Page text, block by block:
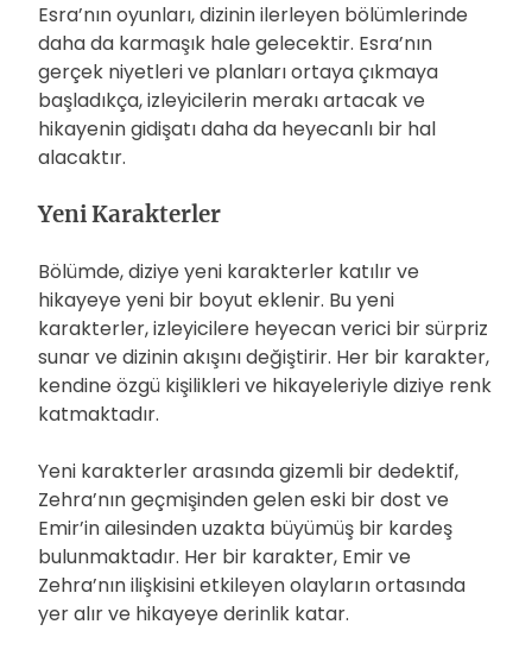
Esra’nın oyunları, dizinin ilerleyen bölümlerinde
daha da karmaşık hale gelecektir. Esra’nın
gerçek niyetleri ve planları ortaya çıkmaya
başladıkça, izleyicilerin merakı artacak ve
hikayenin gidişatı daha da heyecanlı bir hal
alacaktır.
Yeni Karakterler
Bölümde, diziye yeni karakterler katılır ve
hikayeye yeni bir boyut eklenir. Bu yeni
karakterler, izleyicilere heyecan verici bir sürpriz
sunar ve dizinin akışını değiştirir. Her bir karakter,
kendine özgü kişilikleri ve hikayeleriyle diziye renk
katmaktadır.
Yeni karakterler arasında gizemli bir dedektif,
Zehra’nın geçmişinden gelen eski bir dost ve
Emir’in ailesinden uzakta büyümüş bir kardeş
bulunmaktadır. Her bir karakter, Emir ve
Zehra’nın ilişkisini etkileyen olayların ortasında
yer alır ve hikayeye derinlik katar.